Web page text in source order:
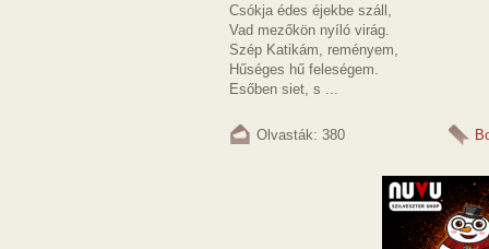
Csókja édes éjekbe száll,
Vad mezőkön nyíló virág.
Szép Katikám, reményem,
Hűséges hű feleségem.
Esőben siet, s ...
Olvasták: 380